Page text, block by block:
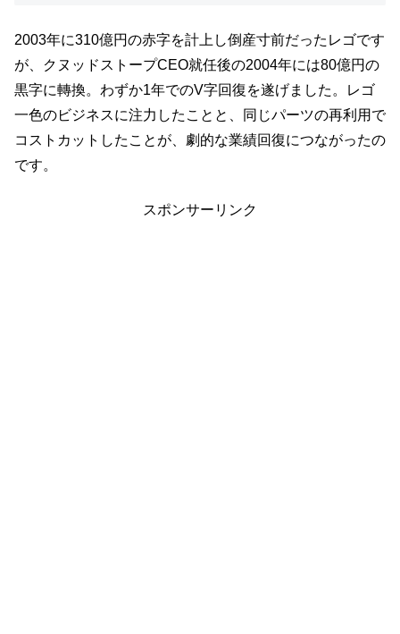
2003年に310億円の赤字を計上し倒産寸前だったレゴです
が、クヌッドストープCEO就任後の2004年には80億円の
黒字に轉換。わずか1年でのV字回復を遂げました。レゴ
一色のビジネスに注力したことと、同じパーツの再利用で
コストカットしたことが、劇的な業績回復につながったの
です。
スポンサーリンク